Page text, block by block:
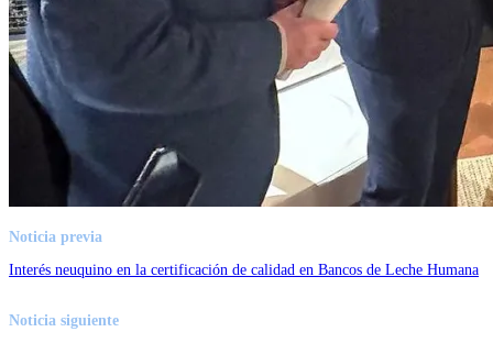
Noticia previa
Interés neuquino en la certificación de calidad en Bancos de Leche Humana
Noticia siguiente